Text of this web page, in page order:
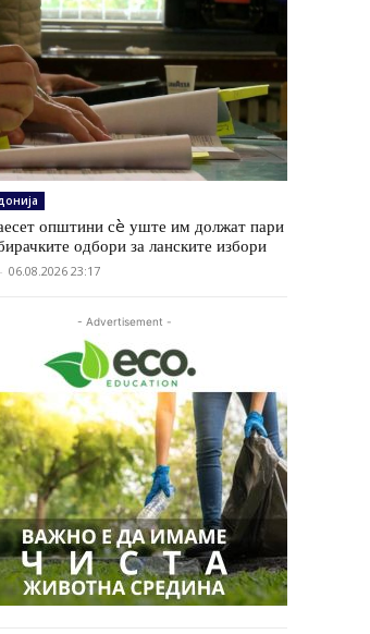
општини сè уште им должат пари
одбори за ланските избори
- 06.08.2026 23:17
- Advertisement -